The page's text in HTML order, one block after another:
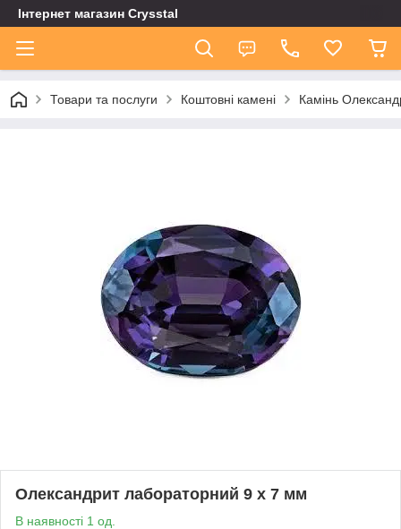
Інтернет магазин Сrysstal
Товари та послуги Коштовні камені Камінь
Олександрит лабораторний 9 х 7 мм
В наявності 1 од.